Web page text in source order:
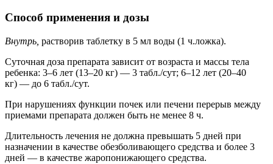
Способ применения и дозы
Внутрь, растворив таблетку в 5 мл воды (1 ч.ложка).
Суточная доза препарата зависит от возраста и массы тела
ребенка: 3–6 лет (13–20 кг) — 3 табл./сут; 6–12 лет (20–40
кг) — до 6 табл./сут.
При нарушениях функции почек или печени перерыв между
приемами препарата должен быть не менее 8 ч.
Длительность лечения не должна превышать 5 дней при
назначении в качестве обезболивающего средства и более 3
дней — в качестве жаропонижающего средства.